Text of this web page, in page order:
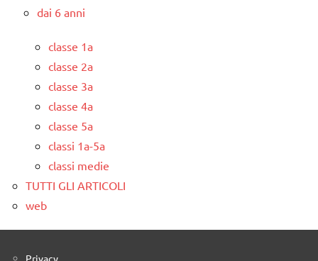
dai 6 anni
classe 1a
classe 2a
classe 3a
classe 4a
classe 5a
classi 1a-5a
classi medie
TUTTI GLI ARTICOLI
web
Privacy